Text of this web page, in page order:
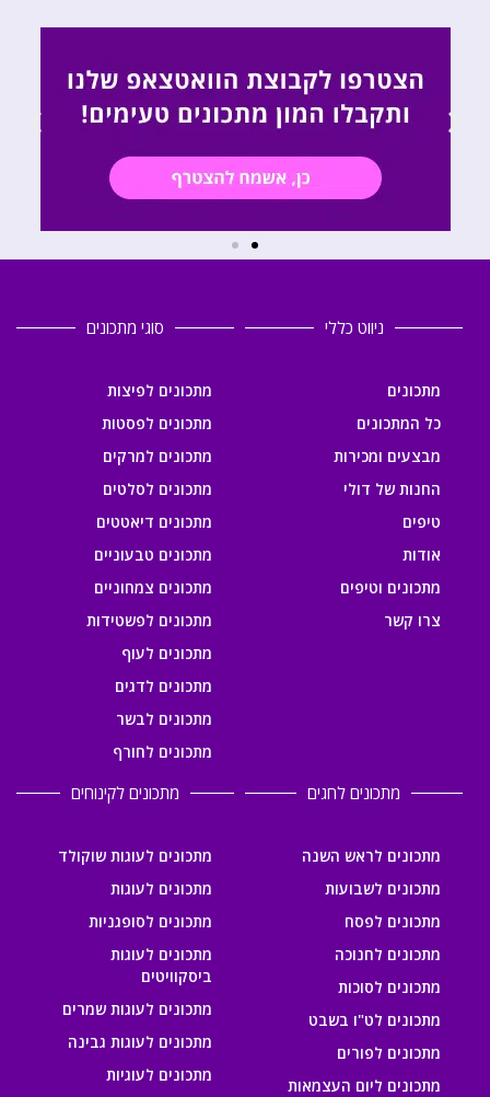
ניווט כללי
מתכונים
כל המתכונים
מבצעים ומכירות
החנות של דולי
טיפים
אודות
מתכונים וטיפים
צרו קשר
סוגי מתכונים
מתכונים לפיצות
מתכונים לפסטות
מתכונים למרקים
מתכונים לסלטים
מתכונים דיאטטים
מתכונים טבעוניים
מתכונים צמחוניים
מתכונים לפשטידות
מתכונים לעוף
מתכונים לדגים
מתכונים לבשר
מתכונים לחורף
מתכונים לחגים
מתכונים לראש השנה
מתכונים לשבועות
מתכונים לפסח
מתכונים לחנוכה
מתכונים לסוכות
מתכונים לט"ו בשבט
מתכונים לפורים
מתכונים ליום העצמאות
מתכונים לקינוחים
מתכונים לעוגות שוקולד
מתכונים לעוגות
מתכונים לסופגניות
מתכונים לעוגות
ביסקוויטים
מתכונים לעוגות שמרים
מתכונים לעוגות גבינה
מתכונים לעוגיות